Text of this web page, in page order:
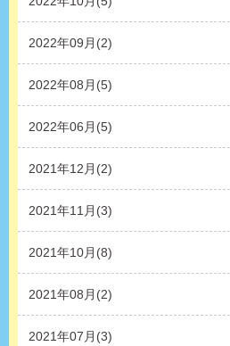
2022年09月(2)
2022年08月(5)
2022年06月(5)
2021年12月(2)
2021年11月(3)
2021年10月(8)
2021年08月(2)
2021年07月(3)